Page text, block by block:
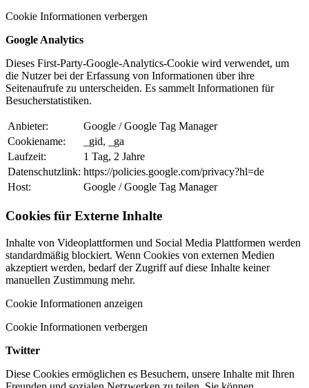
Cookie Informationen verbergen
Google Analytics
Dieses First-Party-Google-Analytics-Cookie wird verwendet, um
die Nutzer bei der Erfassung von Informationen über ihre
Seitenaufrufe zu unterscheiden. Es sammelt Informationen für
Besucherstatistiken.
Anbieter:
Google / Google Tag Manager
Cookiename:
_gid, _ga
Laufzeit:
1 Tag, 2 Jahre
Datenschutzlink: https://policies.google.com/privacy?hl=de
Host:
Google / Google Tag Manager
Cookies für Externe Inhalte
Inhalte von Videoplattformen und Social Media Plattformen werden
standardmäßig blockiert. Wenn Cookies von externen Medien
akzeptiert werden, bedarf der Zugriff auf diese Inhalte keiner
manuellen Zustimmung mehr.
Cookie Informationen anzeigen
Cookie Informationen verbergen
Twitter
Diese Cookies ermöglichen es Besuchern, unsere Inhalte mit Ihren